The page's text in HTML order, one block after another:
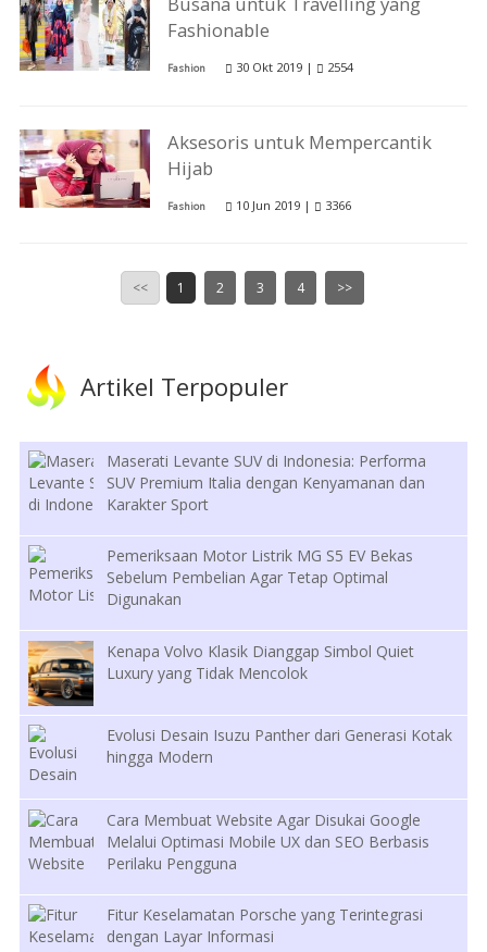
Fashionable
Fashion 30 Okt 2019 | 2554
Aksesoris untuk Mempercantik
Hijab
Fashion 10 Jun 2019 | 3366
<< 1 2 3 4 >>
Artikel Terpopuler
Maserati Levante SUV di Indonesia: Performa
SUV Premium Italia dengan Kenyamanan dan
Karakter Sport
Pemeriksaan Motor Listrik MG S5 EV Bekas
Sebelum Pembelian Agar Tetap Optimal
Digunakan
Kenapa Volvo Klasik Dianggap Simbol Quiet
Luxury yang Tidak Mencolok
Evolusi Desain Isuzu Panther dari Generasi Kotak
hingga Modern
Cara Membuat Website Agar Disukai Google
Melalui Optimasi Mobile UX dan SEO Berbasis
Perilaku Pengguna
Fitur Keselamatan Porsche yang Terintegrasi
dengan Layar Informasi